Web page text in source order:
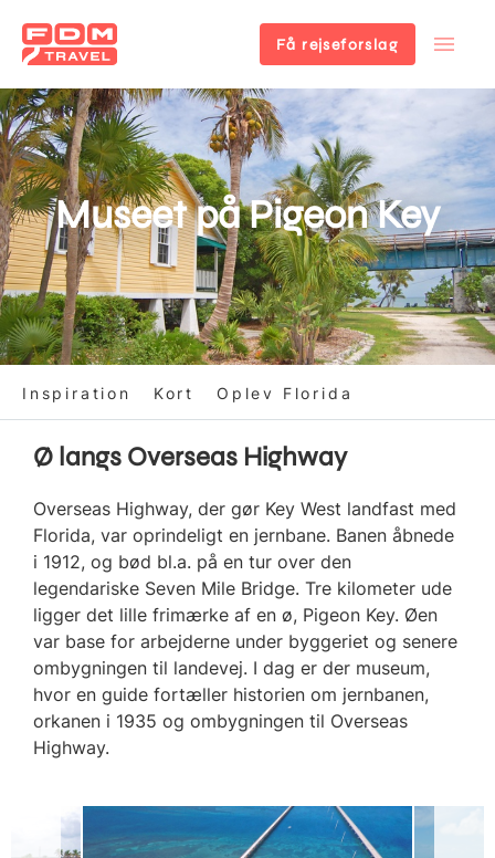
Gå
til
hovedindhold
Få rejseforslag
Museet på Pigeon Key
Inspiration Kort Oplev Florida
Ø langs Overseas Highway
Overseas Highway, der gør Key West landfast med
Florida, var oprindeligt en jernbane. Banen åbnede
i 1912, og bød bl.a. på en tur over den
legendariske Seven Mile Bridge. Tre kilometer ude
ligger det lille frimærke af en ø, Pigeon Key. Øen
var base for arbejderne under byggeriet og senere
ombygningen til landevej. I dag er der museum,
hvor en guide fortæller historien om jernbanen,
orkanen i 1935 og ombygningen til Overseas
Highway.